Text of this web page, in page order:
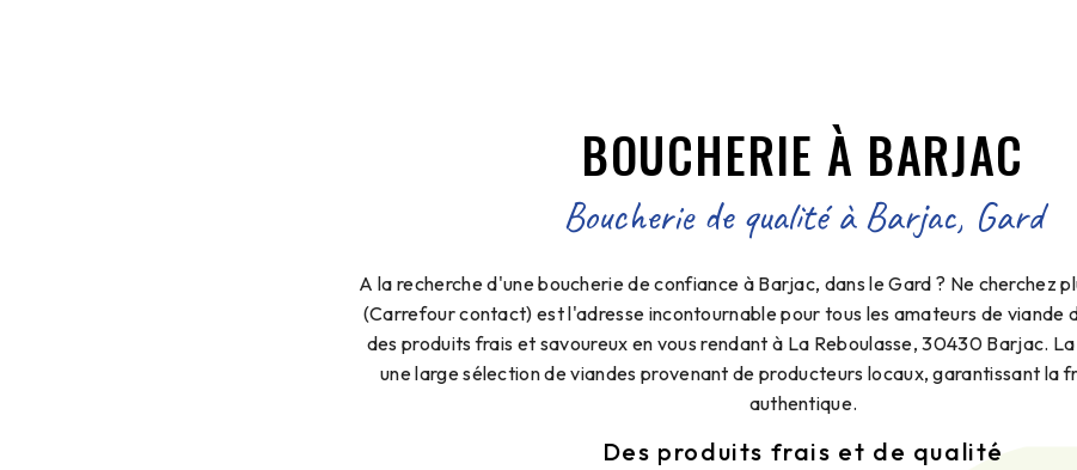
BOUCHERIE À BARJAC
Boucherie de qualité à Barjac, Gard
A la recherche d'une boucherie de confiance à Barjac, dans le Gard ? Ne cherchez
(Carrefour contact) est l'adresse incontournable pour tous les amateurs de viande
des produits frais et savoureux en vous rendant à La Reboulasse, 30430 Barjac.
une large sélection de viandes provenant de producteurs locaux, garantissant la
authentique.
Des produits frais et de qualité